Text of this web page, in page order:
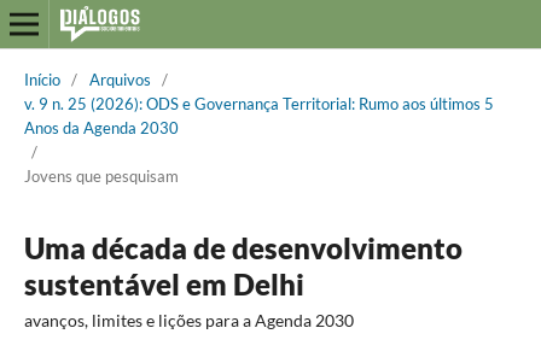
Início / Arquivos
/
v. 9 n. 25 (2026): ODS e Governança Territorial: Rumo aos últimos 5
Anos da Agenda 2030
/
Jovens que pesquisam
Uma década de desenvolvimento
sustentável em Delhi
avanços, limites e lições para a Agenda 2030